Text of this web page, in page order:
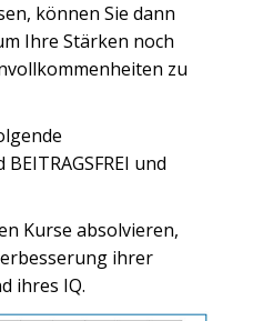
können Sie dann
Ihre Stärken noch
zu
und
Kurse absolvieren,
ihrer
ihres IQ.